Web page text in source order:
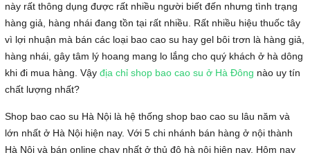
này rất thông dụng được rất nhiều người biết đến nhưng tình trạng
hàng giả, hàng nhái đang tồn tại rất nhiều. Rất nhiều hiệu thuốc tây
vì lợi nhuận mà bán các loại bao cao su hay gel bôi trơn là hàng giả,
hàng nhái, gây tâm lý hoang mang lo lắng cho quý khách ở hà dông
khi đi mua hàng. Vậy địa chỉ shop bao cao su ở Hà Đông nào uy tín
chất lượng nhất?
Shop bao cao su Hà Nội là hệ thống shop bao cao su lâu năm và
lớn nhất ở Hà Nội hiện nay. Với 5 chi nhánh bán hàng ở nội thành
Hà Nội và bán online chạy nhất ở thủ đô hà nội hiện nay. Hôm nay